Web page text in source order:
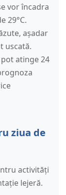
vor încadra
29°C.
așadar
uscată.
atinge 24
ziua de
activități
lejeră.